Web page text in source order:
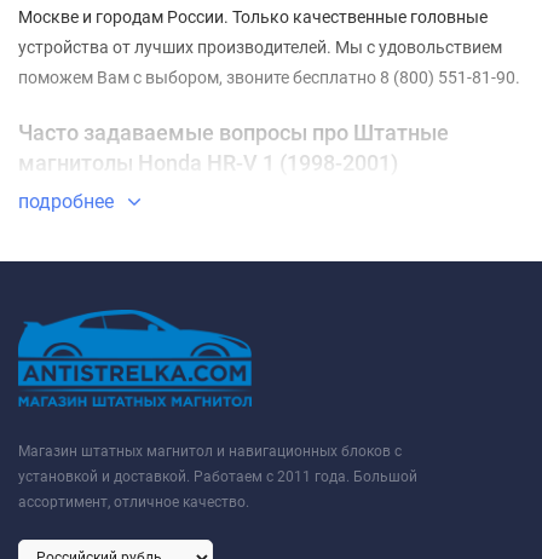
Москве и городам России. Только качественные головные
устройства от лучших производителей. Мы с удовольствием
поможем Вам с выбором, звоните бесплатно 8 (800) 551-81-90.
Часто задаваемые вопросы про Штатные
магнитолы Honda HR-V 1 (1998-2001)
⇓ Какие Штатные магнитолы Honda HR-V 1 (1998-
Honda HR-V 1 (1998-2001) - ✓
WiFi 2/32 Honda HR-V 1 (1998-2006)
Teyes CC3L 4/32 Honda HR-V 1 (1998-2006)
магнитола Teyes CC3L 4/64 Honda HR-V 1 (1998-2006)
2001) самые популярные в этом году?
ТОП-3 самых продаваемых товара из категории Штатные
магнитолы Honda HR-V 1 (1998-2001) - ✓
подробнее
Магазин штатных магнитол и навигационных блоков с
установкой и доставкой. Работаем с 2011 года. Большой
ассортимент, отличное качество.